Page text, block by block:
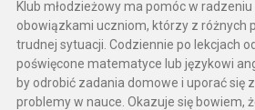
Klub młodzieżowy ma pomóc w
obowiązkami uczniom, którzy z różnych
trudnej sytuacji. Codziennie po lekcjach
poświęcone matematyce lub językowi
by odrobić zadania domowe i uporać się
problemy w nauce. Okazuje się bowiem,